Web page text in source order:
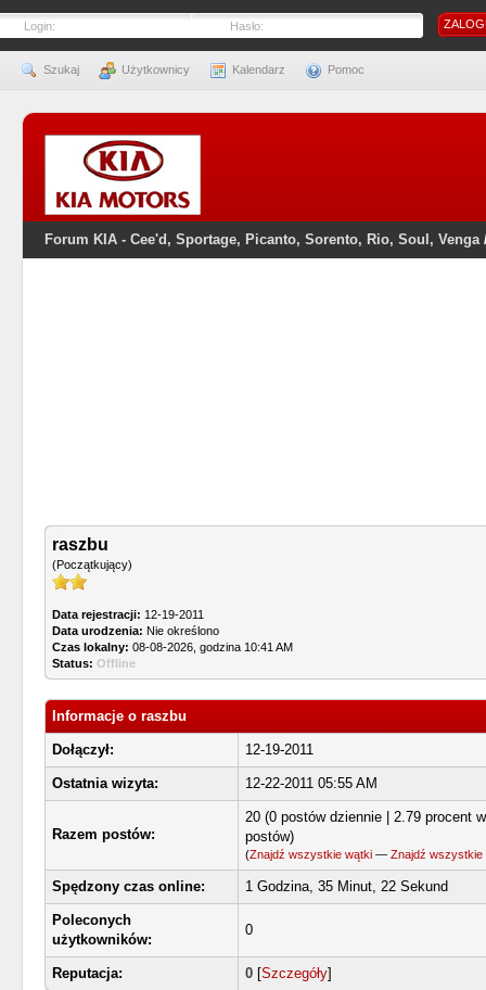
Login: Hasło:
Szukaj Użytkownicy Kalendarz Pomoc
Forum KIA - Cee'd, Sportage, Picanto, Sorento, Rio, Soul, Venga
raszbu
(Początkujący)
Data rejestracji: 12-19-2011
Data urodzenia: Nie określono
Czas lokalny: 08-08-2026, godzina 10:41 AM
Status: Offline
Informacje o raszbu
Dołączył: 12-19-2011
Ostatnia wizyta: 12-22-2011 05:55 AM
Razem postów:
20 (0 postów dziennie | 2.79 procent
postów)
(Znajdź wszystkie wątki — Znajdź wszystkie
Spędzony czas online: 1 Godzina, 35 Minut, 22 Sekund
Poleconych
użytkowników:
0
Reputacja: 0 [Szczegóły]